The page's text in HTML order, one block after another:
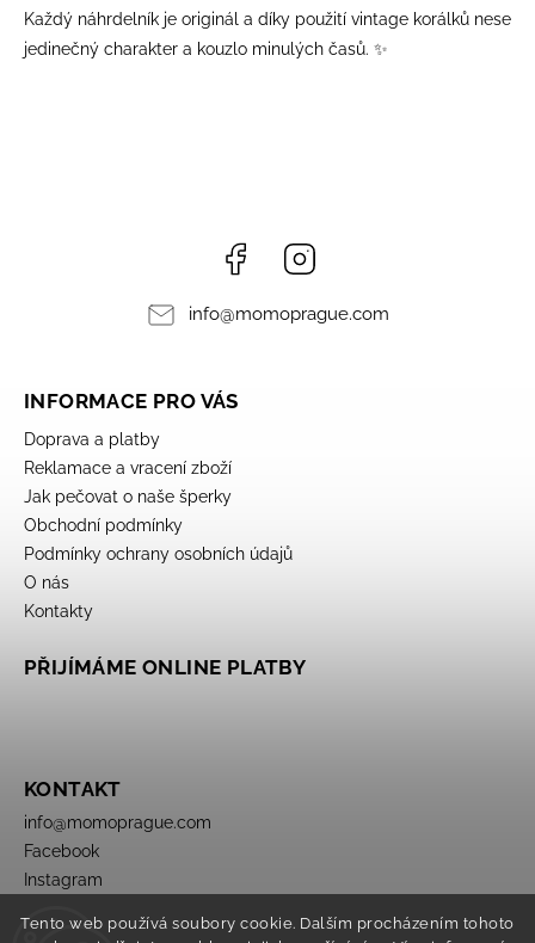
Tento web používá soubory cookie. Dalším procházením tohoto
Každý náhrdelník je originál a díky použití vintage korálků nese
jedinečný charakter a kouzlo minulých časů. ✨
Facebook
info@momoprague.com
INFORMACE PRO VÁS
Doprava a platby
Reklamace a vracení zboží
Jak pečovat o naše šperky
Obchodní podmínky
Podmínky ochrany osobních údajů
O nás
Kontakty
PŘIJÍMÁME ONLINE PLATBY
KONTAKT
info@momoprague.com
Facebook
Instagram